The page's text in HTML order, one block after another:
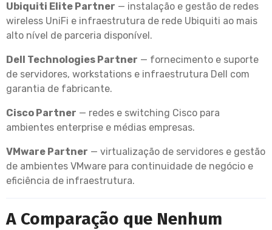
Ubiquiti Elite Partner — instalação e gestão de redes
wireless UniFi e infraestrutura de rede Ubiquiti ao mais
alto nível de parceria disponível.
Dell Technologies Partner — fornecimento e suporte
de servidores, workstations e infraestrutura Dell com
garantia de fabricante.
Cisco Partner — redes e switching Cisco para
ambientes enterprise e médias empresas.
VMware Partner — virtualização de servidores e gestão
de ambientes VMware para continuidade de negócio e
eficiência de infraestrutura.
A Comparação que Nenhum